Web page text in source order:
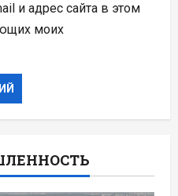
и адрес сайта в этом
моих